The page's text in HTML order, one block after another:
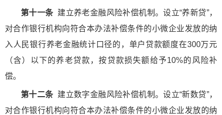
第十一条建立养老金融风险补偿机制。设立“养新贷”，
对合作银行机构向符合本办法补偿条件的小微企业发放的纳
入人民银行养老金融统计口径的，单户贷款额度在300万元
（含）以下的养老贷款，按贷款损失额给予10%的风险补
偿。
第十二条建立数字金融风险补偿机制。设立“新数贷”，
对合作银行机构向符合本办法补偿条件的小微企业发放的纳